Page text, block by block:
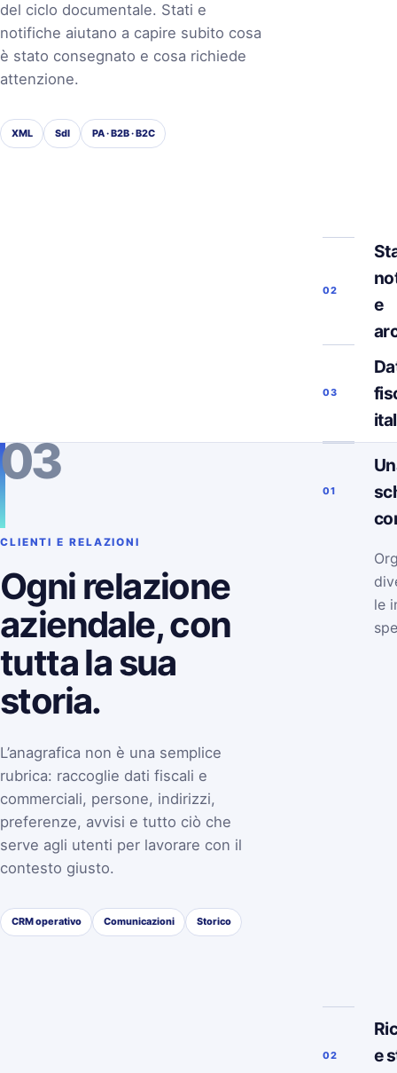
del ciclo documentale. Stati e
notifiche aiutano a capire subito cosa
è stato consegnato e cosa richiede
attenzione.
XML SdI PA · B2B · B2C
02
e
03
03
CLIENTI E RELAZIONI
Ogni relazione
aziendale, con
tutta la sua
storia.
L’anagrafica non è una semplice
rubrica: raccoglie dati fiscali e
commerciali, persone, indirizzi,
preferenze, avvisi e tutto ciò che
serve agli utenti per lavorare con il
contesto giusto.
CRM operativo Comunicazioni Storico
01
le
02
e